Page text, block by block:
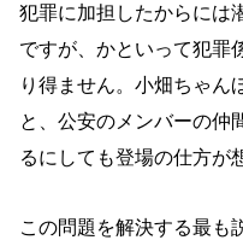
犯罪に加担したからには
ですが、かといって犯罪
り得ません。小畑ちゃん
と、公安のメンバーの仲
るにしても登場の仕方が
この問題を解決する最も